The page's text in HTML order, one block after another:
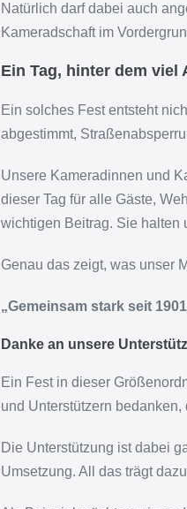
Natürlich darf dabei auch
Kameradschaft im
Ein Tag, hinter dem viel
Ein solches Fest entsteht
abgestimmt,
Unsere Kameradinnen und
dieser Tag für alle Gäste,
wichtigen Beitrag. Sie halten
Genau das zeigt, was unser
„Gemeinsam stark seit 1901
Danke an unsere
Ein Fest in dieser
und Unterstützern
Die Unterstützung ist dabei
Umsetzung. All das trägt